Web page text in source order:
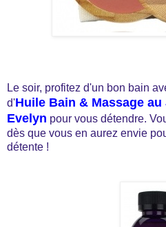
Le soir, profitez d'un bon bain
d'Huile Bain & Massage
Evelyn pour vous détendre.
dès que vous en aurez envie
détente !